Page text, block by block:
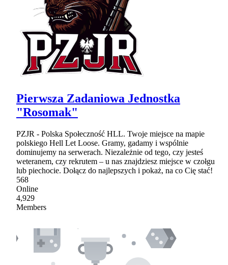
Pierwsza Zadaniowa Jednostka
"Rosomak"
PZJR - Polska Społeczność HLL. Twoje miejsce na mapie
polskiego Hell Let Loose. Gramy, gadamy i wspólnie
dominujemy na serwerach. Niezależnie od tego, czy jesteś
weteranem, czy rekrutem – u nas znajdziesz miejsce w czołgu
lub piechocie. Dołącz do najlepszych i pokaż, na co Cię stać!
568
Online
4,929
Members